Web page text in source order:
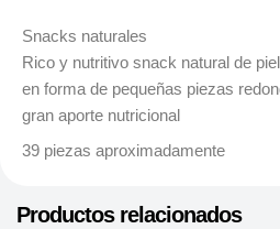
Snacks naturales
Rico y nutritivo snack natural de
en forma de pequeñas piezas
gran aporte nutricional
39 piezas aproximadamente
Productos relacionados